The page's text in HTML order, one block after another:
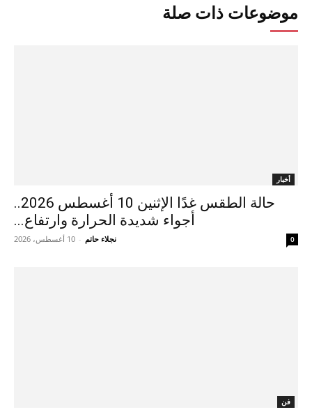
موضوعات ذات صلة
أخبار
حالة الطقس غدًا الإثنين 10 أغسطس 2026..
أجواء شديدة الحرارة وارتفاع...
نجلاء حاتم - 10 أغسطس، 2026 0
فن